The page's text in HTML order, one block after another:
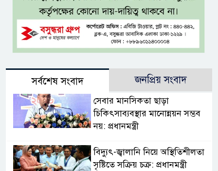
সর্বশেষ সংবাদ জনপ্রিয় সংবাদ
সেবার মানসিকতা ছাড়া
চিকিৎসাব্যবস্থার মানোন্নয়ন সম্ভব
নয়: প্রধানমন্ত্রী
বিদ্যুৎ-জ্বালানি নিয়ে অস্থিতিশীলতা
সৃষ্টিতে সক্রিয় চক্র: প্রধানমন্ত্রী